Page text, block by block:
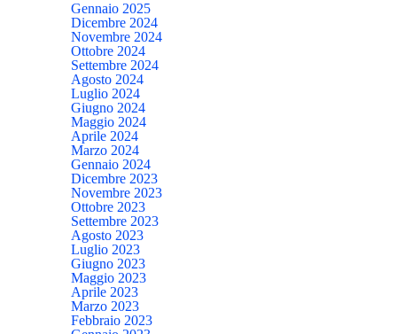
Gennaio 2025
Dicembre 2024
Novembre 2024
Ottobre 2024
Settembre 2024
Agosto 2024
Luglio 2024
Giugno 2024
Maggio 2024
Aprile 2024
Marzo 2024
Gennaio 2024
Dicembre 2023
Novembre 2023
Ottobre 2023
Settembre 2023
Agosto 2023
Luglio 2023
Giugno 2023
Maggio 2023
Aprile 2023
Marzo 2023
Febbraio 2023